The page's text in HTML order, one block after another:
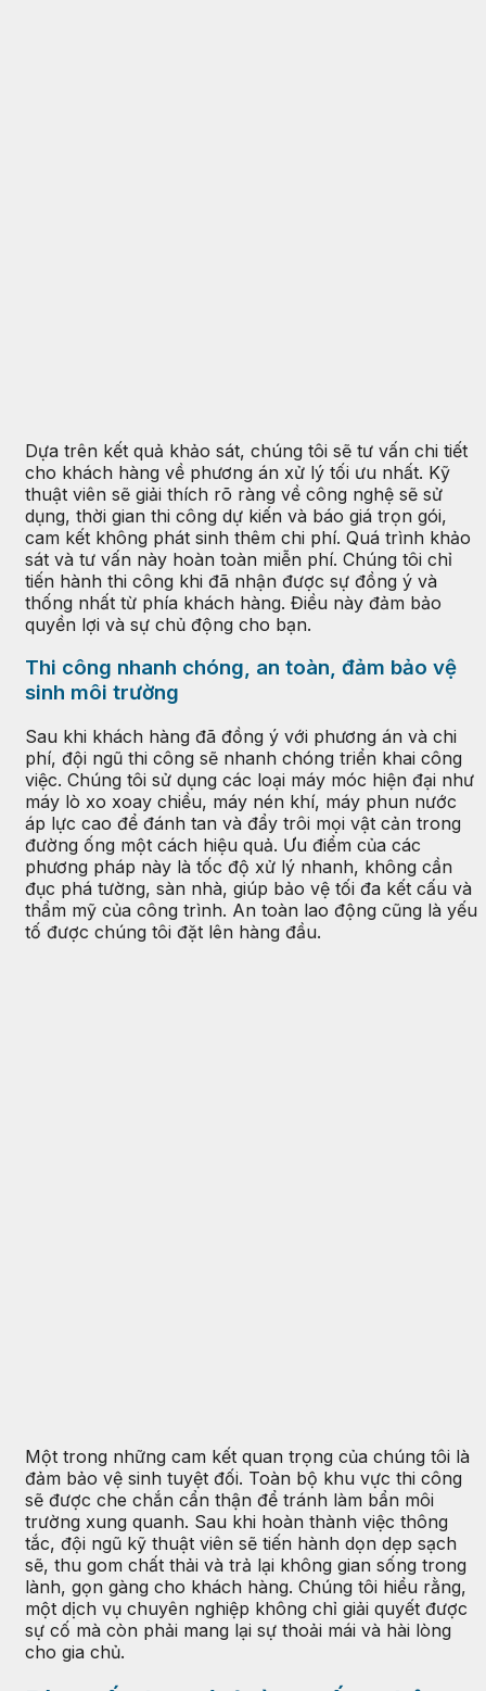
Dựa trên kết quả khảo sát, chúng tôi sẽ tư vấn chi tiết
cho khách hàng về phương án xử lý tối ưu nhất. Kỹ
thuật viên sẽ giải thích rõ ràng về công nghệ sẽ sử
dụng, thời gian thi công dự kiến và báo giá trọn gói,
cam kết không phát sinh thêm chi phí. Quá trình khảo
sát và tư vấn này hoàn toàn miễn phí. Chúng tôi chỉ
tiến hành thi công khi đã nhận được sự đồng ý và
thống nhất từ phía khách hàng. Điều này đảm bảo
quyền lợi và sự chủ động cho bạn.
Thi công nhanh chóng, an toàn, đảm bảo vệ
sinh môi trường
Sau khi khách hàng đã đồng ý với phương án và chi
phí, đội ngũ thi công sẽ nhanh chóng triển khai công
việc. Chúng tôi sử dụng các loại máy móc hiện đại như
máy lò xo xoay chiều, máy nén khí, máy phun nước
áp lực cao để đánh tan và đẩy trôi mọi vật cản trong
đường ống một cách hiệu quả. Ưu điểm của các
phương pháp này là tốc độ xử lý nhanh, không cần
đục phá tường, sàn nhà, giúp bảo vệ tối đa kết cấu và
thẩm mỹ của công trình. An toàn lao động cũng là yếu
tố được chúng tôi đặt lên hàng đầu.
Một trong những cam kết quan trọng của chúng tôi là
đảm bảo vệ sinh tuyệt đối. Toàn bộ khu vực thi công
sẽ được che chắn cẩn thận để tránh làm bẩn môi
trường xung quanh. Sau khi hoàn thành việc thông
tắc, đội ngũ kỹ thuật viên sẽ tiến hành dọn dẹp sạch
sẽ, thu gom chất thải và trả lại không gian sống trong
lành, gọn gàng cho khách hàng. Chúng tôi hiểu rằng,
một dịch vụ chuyên nghiệp không chỉ giải quyết được
sự cố mà còn phải mang lại sự thoải mái và hài lòng
cho gia chủ.